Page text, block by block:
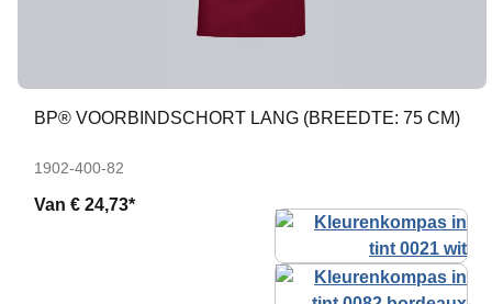
BP® VOORBINDSCHORT LANG (BREEDTE: 75 CM)
1902-400-82
Van € 24,73*